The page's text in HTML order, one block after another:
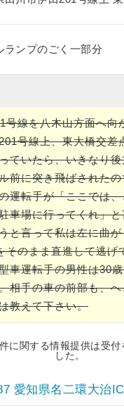
ランプのごく一部分
号線を八木山方面へ向
号線上、東大橋交差
ていたら、いきなり
前に突き飛ばされた
運転手が「ここでは
車場に行ってくれ」
と言って私は左に曲
そのまま直進して逃げ
車運転手の男性は30
相手の車の前部も、
教えて下さい。
に関する情報提供は受付
した。
愛知県名二環大治